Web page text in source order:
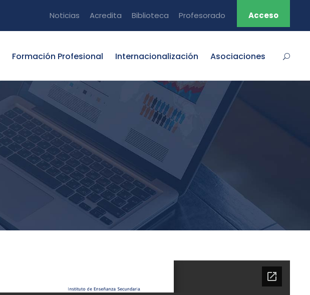
Noticias Acredita Biblioteca Profesorado Acceso
Formación Profesional Internacionalización Asociaciones